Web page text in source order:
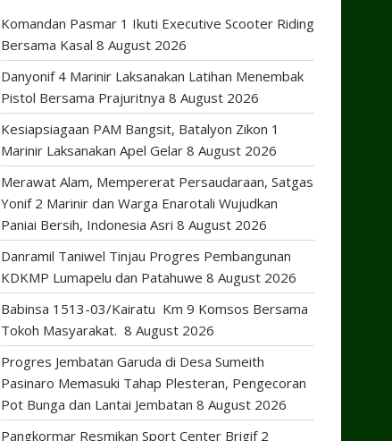
Komandan Pasmar 1 Ikuti Executive Scooter Riding
Bersama Kasal 8 August 2026
Danyonif 4 Marinir Laksanakan Latihan Menembak
Pistol Bersama Prajuritnya 8 August 2026
Kesiapsiagaan PAM Bangsit, Batalyon Zikon 1
Marinir Laksanakan Apel Gelar 8 August 2026
Merawat Alam, Mempererat Persaudaraan, Satgas
Yonif 2 Marinir dan Warga Enarotali Wujudkan
Paniai Bersih, Indonesia Asri 8 August 2026
Danramil Taniwel Tinjau Progres Pembangunan
KDKMP Lumapelu dan Patahuwe 8 August 2026
Babinsa 1513-03/Kairatu Km 9 Komsos Bersama
Tokoh Masyarakat. 8 August 2026
Progres Jembatan Garuda di Desa Sumeith
Pasinaro Memasuki Tahap Plesteran, Pengecoran
Pot Bunga dan Lantai Jembatan 8 August 2026
Pangkormar Resmikan Sport Center Brigif 2